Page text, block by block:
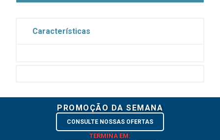
Características
PROMOÇÃO DA SEMANA
CONSULTE NOSSAS OFERTAS
TERMINA EM: